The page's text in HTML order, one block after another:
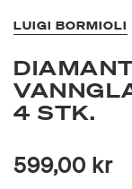
LUIGI BORMIOLI
4 STK.
599,00 kr